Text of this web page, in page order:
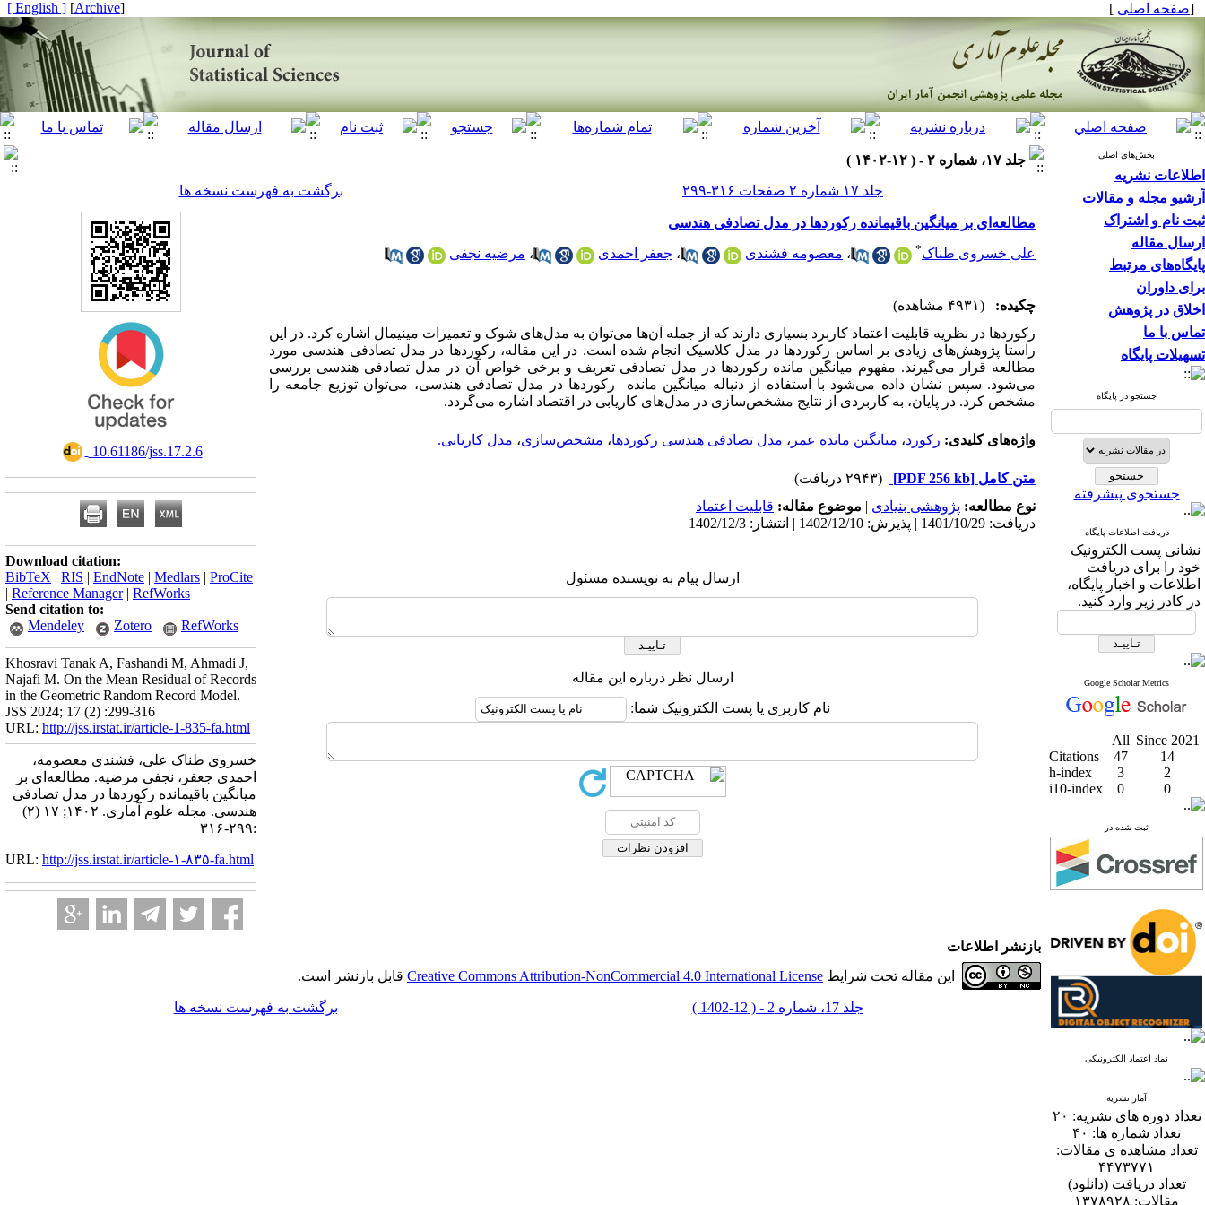
[صفحه اصلی ]
[
Archive
]
[ English ]
بخش‌های اصلی
اطلاعات نشریه
آرشیو مجله و مقالات
ثبت نام و اشتراک
ارسال مقاله
پایگاه‌های مرتبط
برای داوران
اخلاق در پژوهش
تماس با ما
تسهیلات پایگاه
جستجو در پایگاه
جستجوی پیشرفته
دریافت اطلاعات پایگاه
نشانی پست الکترونیک
خود را برای دریافت
اطلاعات و اخبار پایگاه،
در کادر زیر وارد کنید.
Google Scholar Metrics
All Since 2021
Citations
47
14
h-index
3
2
i10-index
0 0
ثبت شده در
نماد اعتماد الکترونیکی
آمار نشریه
تعداد دوره های نشریه: ۲۰
تعداد شماره ها: ۴۰
تعداد مشاهده ی مقالات:
۴۴۷۳۷۷۱
تعداد دریافت (دانلود)
مقالات: ۱۳۷۸۹۲۸
جلد ۱۷، شماره ۲ - ( ۱۲-۱۴۰۲ )
جلد ۱۷ شماره ۲ صفحات ۳۱۶-۲۹۹
برگشت به فهرست نسخه ها
مطالعه‌ای بر میانگین باقیمانده رکوردها در مدل تصادفی هندسی
علی خسروی طناک* ، معصومه فشندی ، جعفر احمدی ، مرضیه نجفی
چکیده:
(۴۹۳۱ مشاهده)
رکوردها در نظریه قابلیت اعتماد کاربرد بسیاری دارند که از جمله آن‌ها می‌توان به مدل‌های شوک و تعمیرات مینیمال اشاره کرد. در این
راستا پژوهش‌های زیادی بر اساس رکوردها در مدل کلاسیک انجام شده است. در این مقاله، رکوردها در مدل تصادفی هندسی مورد
مطالعه قرار می‌گیرند. مفهوم میانگین مانده رکوردها در مدل تصادفی تعریف و برخی خواص آن در مدل تصادفی هندسی بررسی
می‌شود. سپس نشان داده می‌شود با استفاده از دنباله میانگین مانده رکوردها در مدل تصادفی هندسی، می‌توان توزیع جامعه را
مشخص کرد. در پایان، به کاربردی از نتایج مشخص‌سازی در مدل‌های کاریابی در اقتصاد اشاره می‌گردد.
واژه‌های کلیدی: رکورد، میانگین مانده عمر ، مدل تصادفی هندسی رکوردها، مشخص‌سازی، مدل کاریابی.
متن کامل [PDF 256 kb]
(۲۹۴۳ دریافت)
نوع مطالعه: پژوهشی بنیادی | موضوع مقاله: قابلیت اعتماد
دریافت: 1401/10/29 | پذیرش: 1402/12/10 | انتشار: 1402/12/3
ارسال پیام به نویسنده مسئول
ارسال نظر درباره این مقاله
نام کاربری یا پست الکترونیک شما:
‎ 10.61186/jss.17.2.6
Download citation:
BibTeX | RIS | EndNote | Medlars | ProCite
| Reference Manager| RefWorks
Send citation to:
Mendeley
Zotero RefWorks
Khosravi Tanak A, Fashandi M, Ahmadi J,
Najafi M. On the Mean Residual of Records
in the Geometric Random Record Model.
JSS 2024; 17 (2) :299-316
URL: http://jss.irstat.ir/article-1-835-fa.html
خسروی طناک علی، فشندی معصومه،
احمدی جعفر، نجفی مرضیه. مطالعه‌ای بر
میانگین باقیمانده رکوردها در مدل تصادفی
هندسی. مجله علوم آماری. ۱۴۰۲; ۱۷ (۲)
:۲۹۹-۳۱۶
URL: http://jss.irstat.ir/article-۱-۸۳۵-fa.html
بازنشر اطلاعات
این مقاله تحت شرایط Creative Commons Attribution-NonCommercial 4.0 International License قابل بازنشر است.
جلد 17، شماره 2 - ( 12-1402 ) برگشت به فهرست نسخه ها